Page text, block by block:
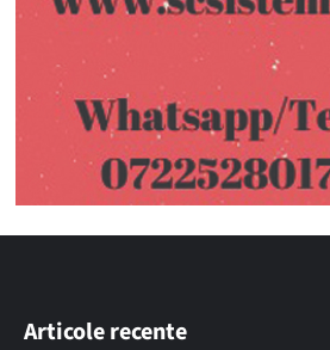
Articole recente